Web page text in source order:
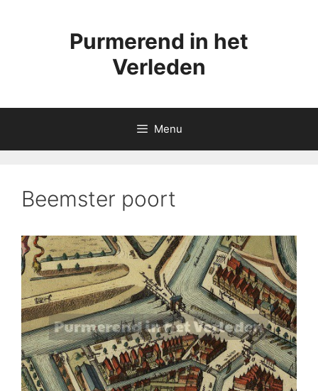
Purmerend in het
Verleden
Menu
Beemster poort